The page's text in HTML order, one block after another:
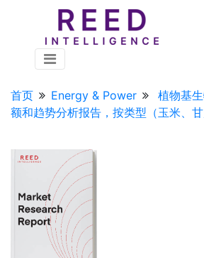
首页 Energy & Power
植物基
额和趋势分析报告，按类型（玉米、